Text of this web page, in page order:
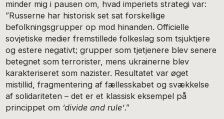
minder mig i pausen om, hvad imperiets strategi var:
”Russerne har historisk set sat forskellige
befolkningsgrupper op mod hinanden. Officielle
sovjetiske medier fremstillede folkeslag som tsjuktjere
og estere negativt; grupper som tjetjenere blev senere
betegnet som terrorister, mens ukrainerne blev
karakteriseret som nazister. Resultatet var øget
mistillid, fragmentering af fællesskabet og svækkelse
af solidariteten – det er et klassisk eksempel på
princippet om ’divide and rule’.”